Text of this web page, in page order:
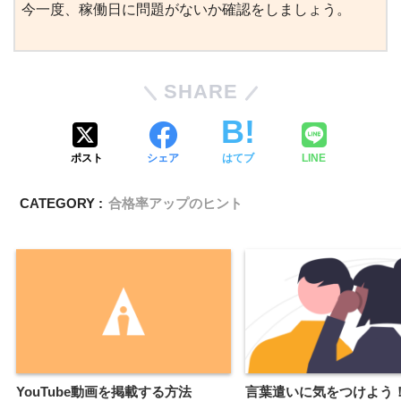
今一度、稼働日に問題がないか確認をしましょう。
SHARE
ポスト シェア はてブ LINE
CATEGORY : 合格率アップのヒント
YouTube動画を掲載する方法 言葉遣いに気をつけよう